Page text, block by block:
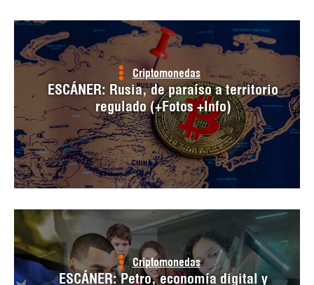
Criptomonedas
ESCÁNER: Rusia, de paraíso a territorio
regulado (+Fotos +Info)
Criptomonedas
ESCÁNER: Petro, economía digital y